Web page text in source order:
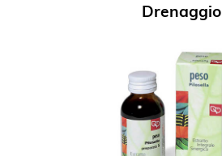
Drenaggio